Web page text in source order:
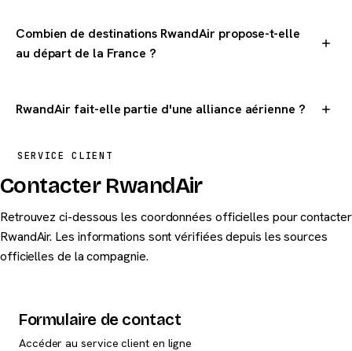
Combien de destinations RwandAir propose-t-elle
au départ de la France ?
la France.
RwandAir fait-elle partie d'une alliance aérienne ?
SERVICE CLIENT
Contacter RwandAir
Retrouvez ci-dessous les coordonnées officielles pour contacter
RwandAir. Les informations sont vérifiées depuis les sources
officielles de la compagnie.
Formulaire de contact
Accéder au service client en ligne